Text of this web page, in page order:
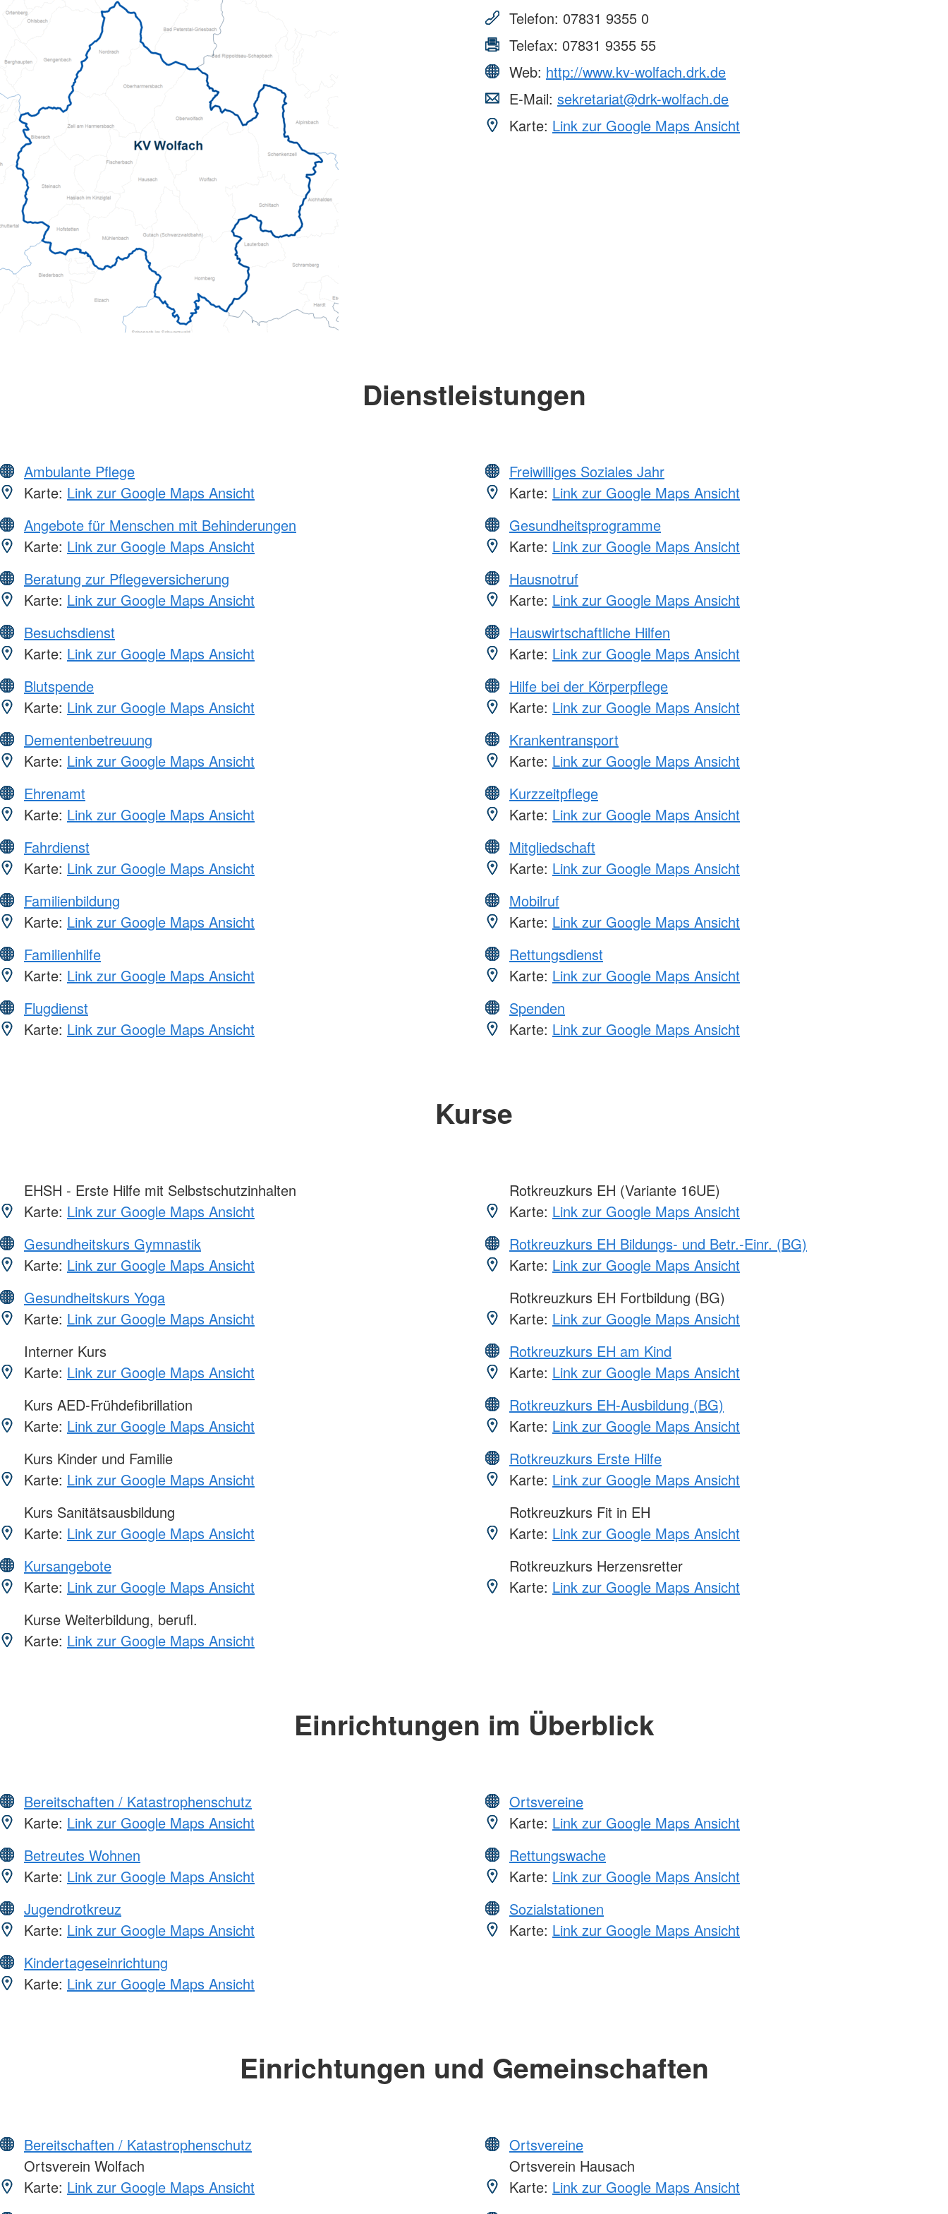
Telefon: 07831 9355 0
Telefax: 07831 9355 55
Web: http://www.kv-wolfach.drk.de
E-Mail: sekretariat@drk-wolfach.de
Karte: Link zur Google Maps Ansicht
Dienstleistungen
Ambulante Pflege
Karte: Link zur Google Maps Ansicht
Angebote für Menschen mit Behinderungen
Karte: Link zur Google Maps Ansicht
Beratung zur Pflegeversicherung
Karte: Link zur Google Maps Ansicht
Besuchsdienst
Karte: Link zur Google Maps Ansicht
Blutspende
Karte: Link zur Google Maps Ansicht
Dementenbetreuung
Karte: Link zur Google Maps Ansicht
Ehrenamt
Karte: Link zur Google Maps Ansicht
Fahrdienst
Karte: Link zur Google Maps Ansicht
Familienbildung
Karte: Link zur Google Maps Ansicht
Familienhilfe
Karte: Link zur Google Maps Ansicht
Flugdienst
Karte: Link zur Google Maps Ansicht
Freiwilliges Soziales Jahr
Karte: Link zur Google Maps Ansicht
Gesundheitsprogramme
Karte: Link zur Google Maps Ansicht
Hausnotruf
Karte: Link zur Google Maps Ansicht
Hauswirtschaftliche Hilfen
Karte: Link zur Google Maps Ansicht
Hilfe bei der Körperpflege
Karte: Link zur Google Maps Ansicht
Krankentransport
Karte: Link zur Google Maps Ansicht
Kurzzeitpflege
Karte: Link zur Google Maps Ansicht
Mitgliedschaft
Karte: Link zur Google Maps Ansicht
Mobilruf
Karte: Link zur Google Maps Ansicht
Rettungsdienst
Karte: Link zur Google Maps Ansicht
Spenden
Karte: Link zur Google Maps Ansicht
Kurse
EHSH - Erste Hilfe mit Selbstschutzinhalten
Karte: Link zur Google Maps Ansicht
Gesundheitskurs Gymnastik
Karte: Link zur Google Maps Ansicht
Gesundheitskurs Yoga
Karte: Link zur Google Maps Ansicht
Interner Kurs
Karte: Link zur Google Maps Ansicht
Kurs AED-Frühdefibrillation
Karte: Link zur Google Maps Ansicht
Kurs Kinder und Familie
Karte: Link zur Google Maps Ansicht
Kurs Sanitätsausbildung
Karte: Link zur Google Maps Ansicht
Kursangebote
Karte: Link zur Google Maps Ansicht
Kurse Weiterbildung, berufl.
Karte: Link zur Google Maps Ansicht
Rotkreuzkurs EH (Variante 16UE)
Karte: Link zur Google Maps Ansicht
Rotkreuzkurs EH Bildungs- und Betr.-Einr. (BG)
Karte: Link zur Google Maps Ansicht
Rotkreuzkurs EH Fortbildung (BG)
Karte: Link zur Google Maps Ansicht
Rotkreuzkurs EH am Kind
Karte: Link zur Google Maps Ansicht
Rotkreuzkurs EH-Ausbildung (BG)
Karte: Link zur Google Maps Ansicht
Rotkreuzkurs Erste Hilfe
Karte: Link zur Google Maps Ansicht
Rotkreuzkurs Fit in EH
Karte: Link zur Google Maps Ansicht
Rotkreuzkurs Herzensretter
Karte: Link zur Google Maps Ansicht
Einrichtungen im Überblick
Bereitschaften / Katastrophenschutz
Karte: Link zur Google Maps Ansicht
Betreutes Wohnen
Karte: Link zur Google Maps Ansicht
Jugendrotkreuz
Karte: Link zur Google Maps Ansicht
Kindertageseinrichtung
Karte: Link zur Google Maps Ansicht
Ortsvereine
Karte: Link zur Google Maps Ansicht
Rettungswache
Karte: Link zur Google Maps Ansicht
Sozialstationen
Karte: Link zur Google Maps Ansicht
Einrichtungen und Gemeinschaften
Bereitschaften / Katastrophenschutz
Ortsverein Wolfach
Karte: Link zur Google Maps Ansicht
Ortsvereine
Ortsverein Hausach
Karte: Link zur Google Maps Ansicht